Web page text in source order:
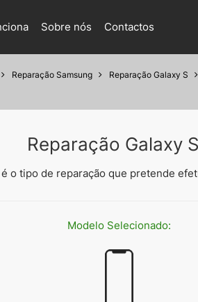
Sobre nós Contactos
Reparação Samsung Reparação Galaxy S
Reparação Galaxy
o tipo de reparação que pretende
Modelo Selecionado: